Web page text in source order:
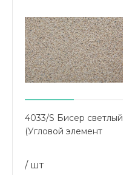
4033/S Бисер светлый
(Угловой элемент
/ шт